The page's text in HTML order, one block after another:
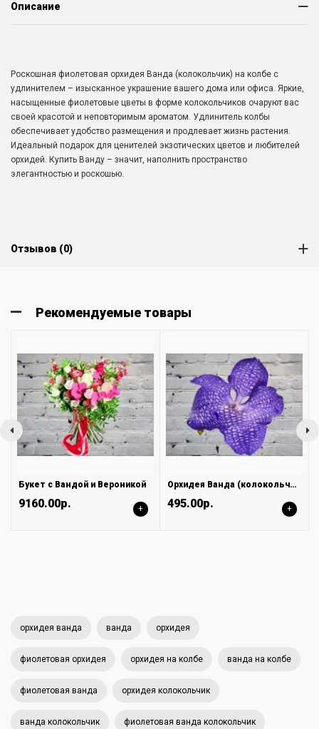
Описание
Роскошная фиолетовая орхидея Ванда (колокольчик) на колбе с
удлинителем – изысканное украшение вашего дома или офиса. Яркие,
насыщенные фиолетовые цветы в форме колокольчиков очаруют вас
своей красотой и неповторимым ароматом. Удлинитель колбы
обеспечивает удобство размещения и продлевает жизнь растения.
Идеальный подарок для ценителей экзотических цветов и любителей
орхидей. Купить Ванду – значит, наполнить пространство
элегантностью и роскошью.
Отзывов (0)
Рекомендуемые товары
Букет с Вандой и Вероникой
9160.00р. +
Орхидея Ванда (колокольчик) СИНЯЯ на колбе (удлинитель)
495.00р. +
орхидея ванда ванда орхидея
фиолетовая орхидея орхидея на колбе ванда на колбе
фиолетовая ванда орхидея колокольчик
ванда колокольчик фиолетовая ванда колокольчик